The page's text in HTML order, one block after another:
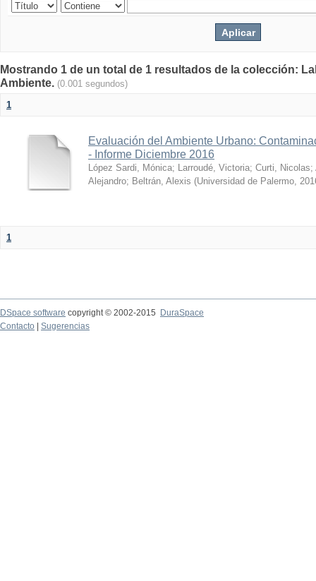
Mostrando 1 de un total de 1 resultados de la colección:
Ambiente. (0.001 segundos)
1
Evaluación del Ambiente Urbano:
- Informe Diciembre 2016
López Sardi, Mónica; Larroudé, Victoria; Curti, Nicolas;
Alejandro; Beltrán, Alexis (Universidad de Palermo,
1
DSpace software copyright © 2002-2015
DuraSpace
Contacto
Sugerencias